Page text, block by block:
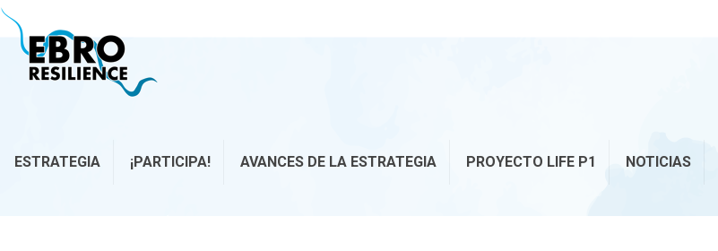
ESTRATEGIA ¡PARTICIPA! AVANCES DE LA ESTRATEGIA PROYECTO LIFE P1 NOTICIAS